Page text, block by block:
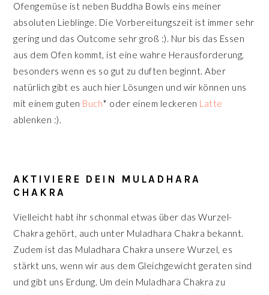
Ofengemüse ist neben Buddha Bowls eins meiner
absoluten Lieblinge. Die Vorbereitungszeit ist immer sehr
gering und das Outcome sehr groß :). Nur bis das Essen
aus dem Ofen kommt, ist eine wahre Herausforderung,
besonders wenn es so gut zu duften beginnt. Aber
natürlich gibt es auch hier Lösungen und wir können uns
mit einem guten Buch* oder einem leckeren Latte
ablenken :).
AKTIVIERE DEIN MULADHARA
CHAKRA
Vielleicht habt ihr schonmal etwas über das Wurzel-
Chakra gehört, auch unter Muladhara Chakra bekannt.
Zudem ist das Muladhara Chakra unsere Wurzel, es
stärkt uns, wenn wir aus dem Gleichgewicht geraten sind
und gibt uns Erdung. Um dein Muladhara Chakra zu